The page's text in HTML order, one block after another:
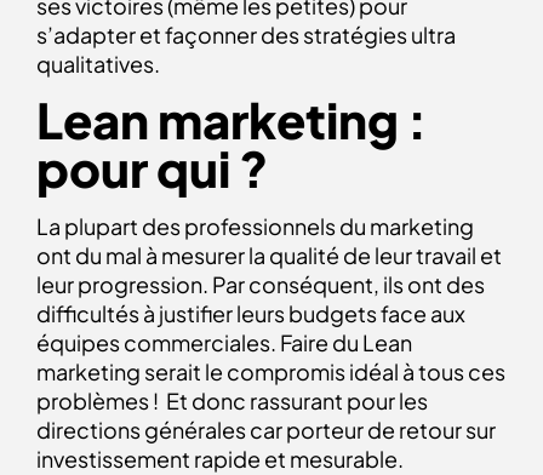
s’adapter et façonner des stratégies ultra
qualitatives.
Lean marketing :
pour qui ?
La plupart des professionnels du marketing
ont du mal à mesurer la qualité de leur travail et
leur progression. Par conséquent, ils ont des
difficultés à justifier leurs budgets face aux
équipes commerciales. Faire du Lean
marketing serait le compromis idéal à tous ces
problèmes ! Et donc rassurant pour les
directions générales car porteur de retour sur
investissement rapide et mesurable.